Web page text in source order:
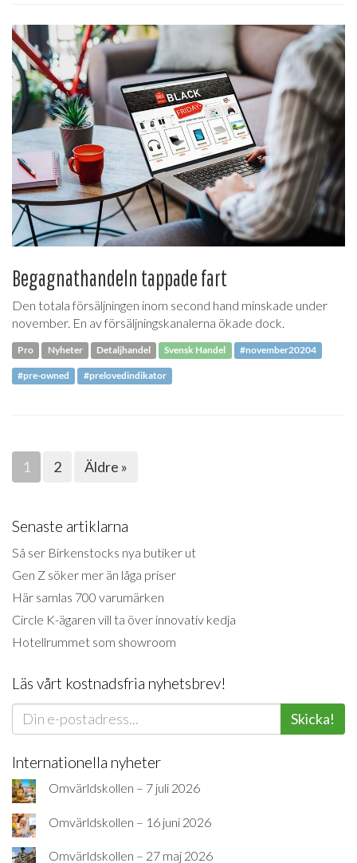
Begagnathandeln tappade fart
Den totala försäljningen inom second hand minskade under
november. En av försäljningskanalerna ökade dock.
Pro Nyheter Detaljhandel Svensk Handel #november20204
#pre-owned #prelovedindikator
1 2 Äldre »
Senaste artiklarna
Så ser Birkenstocks nya butiker ut
Gen Z söker mer än låga priser
Här samlas 700 varumärken
Circle K-ägaren vill ta över innovativ kedja
Hotellrummet som showroom
Läs vårt kostnadsfria nyhetsbrev!
Skicka!
Internationella nyheter
Omvärldskollen – 7 juli 2026
Omvärldskollen – 16 juni 2026
Omvärldskollen – 27 maj 2026